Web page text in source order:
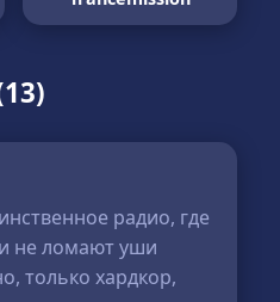
радио, где
не ломают уши
только хардкор,